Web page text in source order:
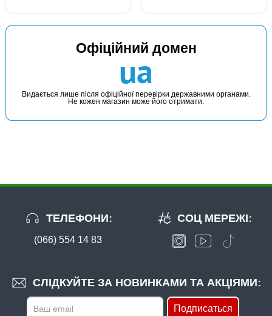
Офіційний домен
ua
Видається лише після офіційної перевірки державними органами.
Не кожен магазин може його отримати.
ТЕЛЕФОНИ:
(066) 554 14 83
СЛІДКУЙТЕ ЗА НОВИНКАМИ ТА АКЦІЯМИ:
Подписаться
СОЦ МЕРЕЖІ: